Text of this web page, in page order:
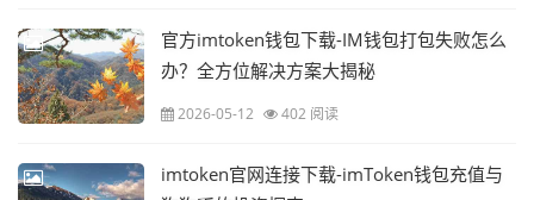
官方imtoken钱包下载-IM钱包打包失败怎么
办？全方位解决方案大揭秘
2026-05-12 402 阅读
imtoken官网连接下载-imToken钱包充值与